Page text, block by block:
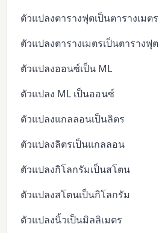
ตัวแปลงตารางฟุตเป็นตารางเมตร
ตัวแปลงตารางเมตรเป็นตารางฟุต
ตัวแปลงออนซ์เป็น ML
ตัวแปลง ML เป็นออนซ์
ตัวแปลงแกลลอนเป็นลิตร
ตัวแปลงลิตรเป็นแกลลอน
ตัวแปลงกิโลกรัมเป็นสโตน
ตัวแปลงสโตนเป็นกิโลกรัม
ตัวแปลงนิ้วเป็นมิลลิเมตร